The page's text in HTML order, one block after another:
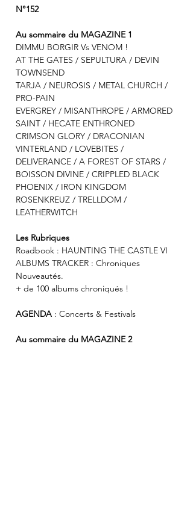
N°152
Au sommaire du MAGAZINE 1
DIMMU BORGIR Vs VENOM !
AT THE GATES / SEPULTURA / DEVIN
TOWNSEND
TARJA / NEUROSIS / METAL CHURCH /
PRO-PAIN
EVERGREY / MISANTHROPE / ARMORED
SAINT / HECATE ENTHRONED
CRIMSON GLORY / DRACONIAN
VINTERLAND / LOVEBITES /
DELIVERANCE / A FOREST OF STARS /
BOISSON DIVINE / CRIPPLED BLACK
PHOENIX / IRON KINGDOM
ROSENKREUZ / TRELLDOM /
LEATHERWITCH
Les Rubriques
Roadbook : HAUNTING THE CASTLE VI
ALBUMS TRACKER : Chroniques
Nouveautés.
+ de 100 albums chroniqués !
AGENDA : Concerts & Festivals
Au sommaire du MAGAZINE 2